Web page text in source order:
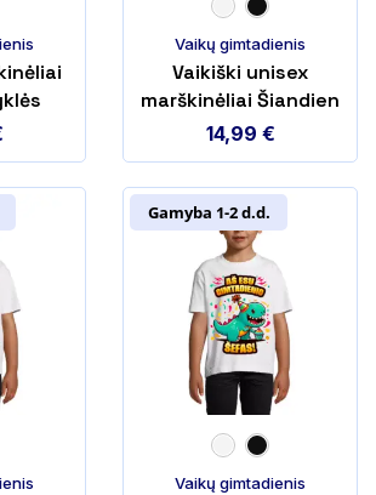
Vaikų gimtadienis
Vaikiški unisex
marškinėliai Šiandien
aš karalius
14,99 €
Gamyba 1-2 d.d.
Vaikų gimtadienis